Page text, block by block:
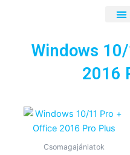
Windows
2016
Csomagajánlatok